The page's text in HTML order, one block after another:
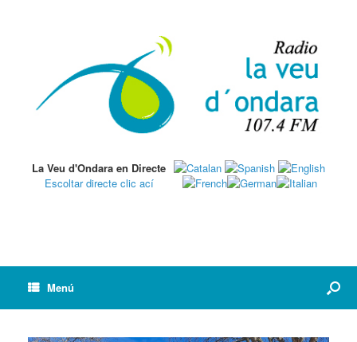
La Veu d'Ondara en Directe
Escoltar directe clic ací
Menú